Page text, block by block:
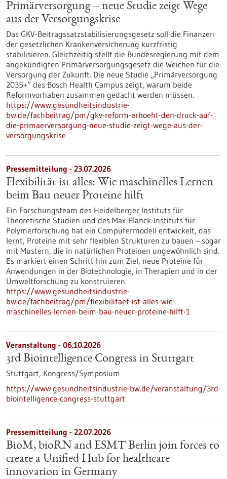
Primärversorgung – neue Studie zeigt Wege
aus der Versorgungskrise
Das GKV-Beitragssatzstabilisierungsgesetz soll die Finanzen
der gesetzlichen Krankenversicherung kurzfristig
stabilisieren. Gleichzeitig stellt die Bundesregierung mit dem
angekündigten Primärversorgungsgesetz die Weichen für die
Versorgung der Zukunft. Die neue Studie „Primärversorgung
2035+“ des Bosch Health Campus zeigt, warum beide
Reformvorhaben zusammen gedacht werden müssen.
https://www.gesundheitsindustrie-
bw.de/fachbeitrag/pm/gkv-reform-erhoeht-den-druck-auf-
die-primaerversorgung-neue-studie-zeigt-wege-aus-der-
versorgungskrise
Pressemitteilung - 23.07.2026
Flexibilität ist alles: Wie maschinelles Lernen
beim Bau neuer Proteine hilft
Ein Forschungsteam des Heidelberger Instituts für
Theoretische Studien und des Max-Planck-Instituts für
Polymerforschung hat ein Computermodell entwickelt, das
lernt, Proteine mit sehr flexiblen Strukturen zu bauen – sogar
mit Mustern, die in natürlichen Proteinen ungewöhnlich sind.
Es markiert einen Schritt hin zum Ziel, neue Proteine für
Anwendungen in der Biotechnologie, in Therapien und in der
Umweltforschung zu konstruieren.
https://www.gesundheitsindustrie-
bw.de/fachbeitrag/pm/flexibilitaet-ist-alles-wie-
maschinelles-lernen-beim-bau-neuer-proteine-hilft-1
Veranstaltung - 06.10.2026
3rd Biointelligence Congress in Stuttgart
Stuttgart, Kongress/Symposium
https://www.gesundheitsindustrie-bw.de/veranstaltung/3rd-
biointelligence-congress-stuttgart
Pressemitteilung - 22.07.2026
BioM, bioRN and ESMT Berlin join forces to
create a Unified Hub for healthcare
innovation in Germany